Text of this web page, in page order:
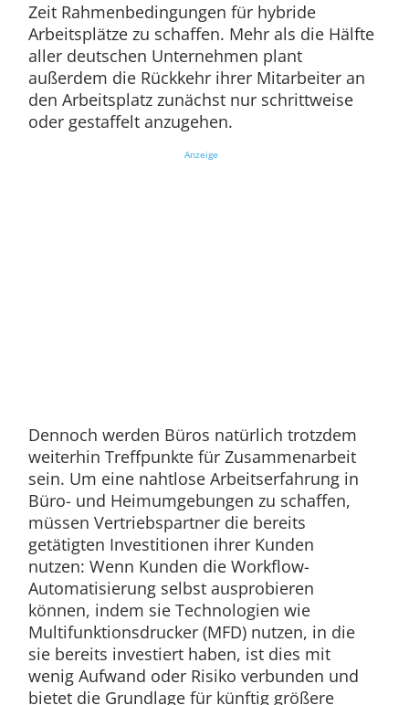
Zeit Rahmenbedingungen für hybride
Arbeitsplätze zu schaffen. Mehr als die Hälfte
aller deutschen Unternehmen plant
außerdem die Rückkehr ihrer Mitarbeiter an
den Arbeitsplatz zunächst nur schrittweise
oder gestaffelt anzugehen.
Anzeige
Dennoch werden Büros natürlich trotzdem
weiterhin Treffpunkte für Zusammenarbeit
sein. Um eine nahtlose Arbeitserfahrung in
Büro- und Heimumgebungen zu schaffen,
müssen Vertriebspartner die bereits
getätigten Investitionen ihrer Kunden
nutzen: Wenn Kunden die Workflow-
Automatisierung selbst ausprobieren
können, indem sie Technologien wie
Multifunktionsdrucker (MFD) nutzen, in die
sie bereits investiert haben, ist dies mit
wenig Aufwand oder Risiko verbunden und
bietet die Grundlage für künftig größere